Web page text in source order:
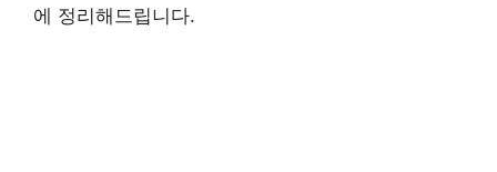
에 정리해드립니다.